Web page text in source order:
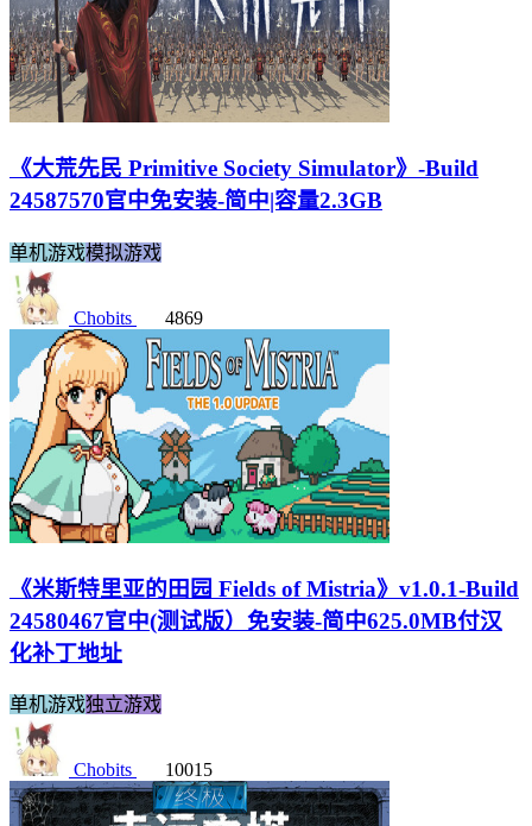
《大荒先民 Primitive Society Simulator》-Build
24587570官中免安装-简中|容量2.3GB
单机游戏模拟游戏
Chobits 4869
《米斯特里亚的田园 Fields of Mistria》v1.0.1-Build
24580467官中(测试版）免安装-简中625.0MB付汉
化补丁地址
单机游戏独立游戏
Chobits 10015